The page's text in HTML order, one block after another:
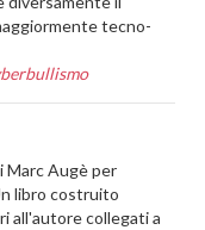
tecno-
Marc Augè per
libro costruito
all'autore collegati a